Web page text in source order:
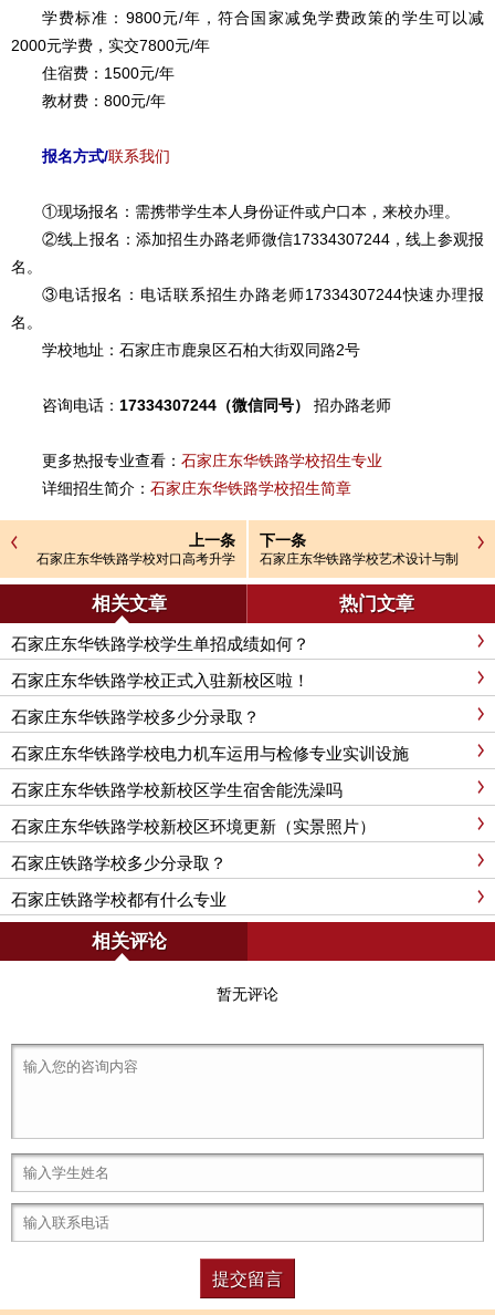
学费标准：9800元/年，符合国家减免学费政策的学生可以减
2000元学费，实交7800元/年
住宿费：1500元/年
教材费：800元/年
报名方式/联系我们
①现场报名：需携带学生本人身份证件或户口本，来校办理。
②线上报名：添加招生办路老师微信17334307244，线上参观报
名。
③电话报名：电话联系招生办路老师17334307244快速办理报
名。
学校地址：石家庄市鹿泉区石柏大街双同路2号
咨询电话： 17334307244（微信同号） 招办路老师
更多热报专业查看： 石家庄东华铁路学校招生专业
详细招生简介： 石家庄东华铁路学校招生简章
上一条
石家庄东华铁路学校对口高考升学
班
下一条
石家庄东华铁路学校艺术设计与制
作专业介绍
相关文章 热门文章
石家庄东华铁路学校学生单招成绩如何？
石家庄东华铁路学校正式入驻新校区啦！
石家庄东华铁路学校多少分录取？
石家庄东华铁路学校电力机车运用与检修专业实训设施
石家庄东华铁路学校新校区学生宿舍能洗澡吗
石家庄东华铁路学校新校区环境更新（实景照片）
石家庄铁路学校多少分录取？
石家庄铁路学校都有什么专业
相关评论
暂无评论